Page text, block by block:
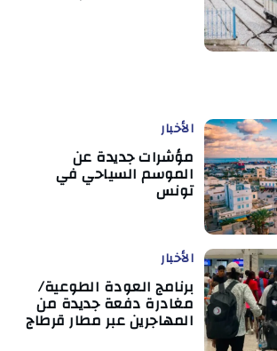
الأخبار
مؤشرات جديدة عن
الموسم السياحي في
تونس
الأخبار
برنامج العودة الطوعية/
مغادرة دفعة جديدة من
المهاجرين عبر مطار قرطاج